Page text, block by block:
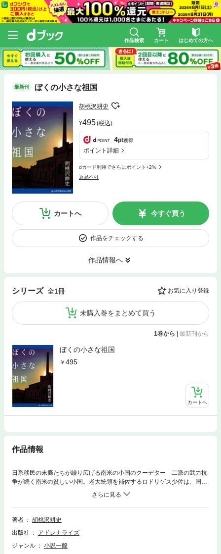
作品検索 カート はじめての方へ
最新刊 ぼくの小さな祖国
胡桃沢耕史
495(税込)
4pt獲得
ポイント詳細
dカード利用でさらにポイント+2%
返品不可
カートへ 今すぐ買う
作品をチェックする
作品情報へ
シリーズ 全1冊 お気に入り登録
未購入巻をまとめて買う
1巻から 最新刊から
ぼくの小さな祖国
495
カートへ
作品情報
日系移民の末裔たちが繰り広げる南米の小国のクーデター 二派の武力抗
争が続く南米の貧しい小国。老大統領を補佐するロドリゲス少佐は、国庫
の外貨を奪い、大量の武器密輸入で一挙に反対派を壊滅するべく、大博打
に出た。忠実につき従う混血のジョン。二人の武器密輸の道案内に立つ乞
食（カポクロ）の少女カルメン。三人はともに日系移民の末裔であり、日
本に見棄てられた民衆でもあった。彼らが忠誠を誓い手に入れようとす
品。また、彼らそれぞれの生きざまと冒険の成り行きが独特な手法で語ら
れ、小説構成上の実験が試みられている。●胡桃沢耕史（くるみざわ・こ
著者
胡桃沢耕史
出版社
アドレナライズ
ジャンル
小説一般